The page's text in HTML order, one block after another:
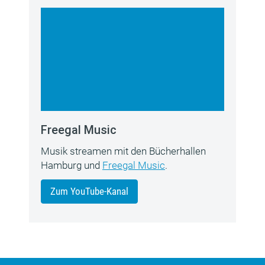
Freegal Music
Musik streamen mit den Bücherhallen
Hamburg und Freegal Music.
Zum YouTube-Kanal